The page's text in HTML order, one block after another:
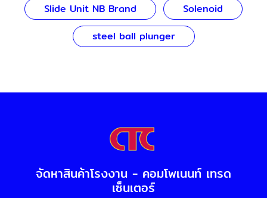
Slide Unit NB Brand
Solenoid
steel ball plunger
จัดหาสินค้าโรงงาน - คอมโพเนนท์ เทรด
เซ็นเตอร์